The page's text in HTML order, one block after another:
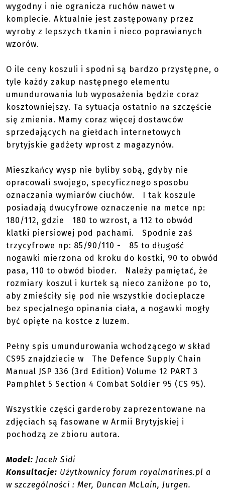
wygodny i nie ogranicza ruchów nawet w
komplecie. Aktualnie jest zastępowany przez
wyroby z lepszych tkanin i nieco poprawianych
wzorów.
O ile ceny koszuli i spodni są bardzo przystępne, o
tyle każdy zakup następnego elementu
umundurowania lub wyposażenia będzie coraz
kosztowniejszy. Ta sytuacja ostatnio na szczęście
się zmienia. Mamy coraz więcej dostawców
sprzedających na giełdach internetowych
brytyjskie gadżety wprost z magazynów.
Mieszkańcy wysp nie byliby sobą, gdyby nie
opracowali swojego, specyficznego sposobu
oznaczania wymiarów ciuchów. I tak koszule
posiadają dwucyfrowe oznaczenie na metce np:
180/112, gdzie 180 to wzrost, a 112 to obwód
klatki piersiowej pod pachami. Spodnie zaś
trzycyfrowe np: 85/90/110 - 85 to długość
nogawki mierzona od kroku do kostki, 90 to obwód
pasa, 110 to obwód bioder. Należy pamiętać, że
rozmiary koszul i kurtek są nieco zaniżone po to,
aby zmieściły się pod nie wszystkie docieplacze
bez specjalnego opinania ciała, a nogawki mogły
być opięte na kostce z luzem.
Pełny spis umundurowania wchodzącego w skład
CS95 znajdziecie w The Defence Supply Chain
Manual JSP 336 (3rd Edition) Volume 12 PART 3
Pamphlet 5 Section 4 Combat Soldier 95 (CS 95).
Wszystkie części garderoby zaprezentowane na
zdjęciach są fasowane w Armii Brytyjskiej i
pochodzą ze zbioru autora.
Model: Jacek Sidi
Konsultacje: Użytkownicy forum royalmarines.pl a
w szczególności : Mer, Duncan McLain, Jurgen.